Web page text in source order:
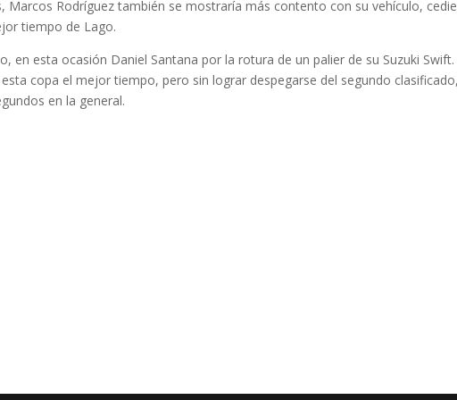
Marcos Rodríguez también se mostraría más contento con su vehículo,
tiempo de Lago.
en esta ocasión Daniel Santana por la rotura de un palier de su Suzuki Swift.
copa el mejor tiempo, pero sin lograr despegarse del segundo clasificado,
en la general.